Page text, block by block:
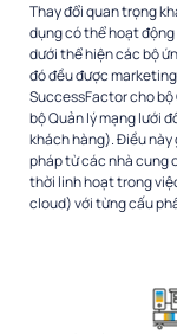
Thay đổi quan trọng
dụng có thể hoạt
dưới thể hiện các bộ
đó đều được
SuccessFactor cho bộ
bộ Quản lý mạng lưới
khách hàng). Điều này
pháp từ các nhà cung
thời linh hoạt trong
cloud) với từng cấu